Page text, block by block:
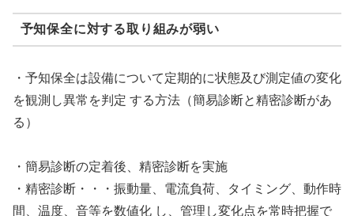
予知保全に対する取り組みが弱い
・予知保全は設備について定期的に状態及び測定値の変化
を観測し異常を判定 する方法（簡易診断と精密診断があ
る）
・簡易診断の定着後、精密診断を実施
・精密診断・・・振動量、電流負荷、タイミング、動作時
間、温度、音等を数値化 し、管理し変化点を常時把握で